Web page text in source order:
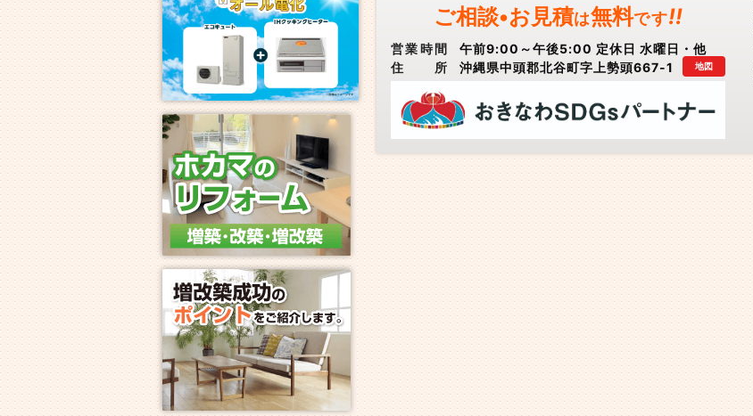
ご相談•お見積は無料です!!
営業時間
午前9:00～午後5:00 定休日 水曜日・他
住所
沖縄県中頭郡北谷町字上勢頭667-1 地図